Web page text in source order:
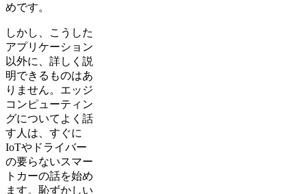
めです。
しかし、こうした
アプリケーション
以外に、詳しく説
明できるものはあ
りません。エッジ
コンピューティン
グについてよく話
す人は、すぐに
IoTやドライバー
の要らないスマー
トカーの話を始め
ます。恥ずかしい